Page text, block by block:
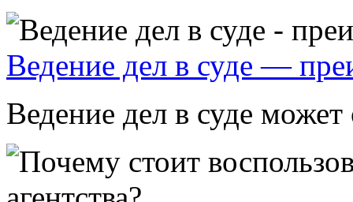
Ведение дел в суде —
Ведение дел в суде